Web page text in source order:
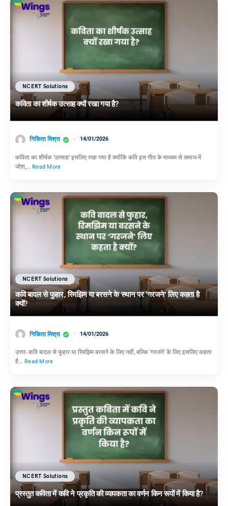
NCERT Solutions
कविता का शीर्षक उत्साह क्यों रखा गया है?
निकिता मिश्रा 14/01/2026
कविता का शीर्षक ‘उत्साह’ इसलिए रखा गया है क्योंकि कवि इस गीत के माध्यम से समाज में
जोश,… Read More
NCERT Solutions
कवि बादल से फुहार, रिमझिम या बरसने के स्थान पर ‘गरजने’ लिए कहता है
क्यों?
निकिता मिश्रा 14/01/2026
उत्तर- कवि बादल से फुहार या रिमझिम बरसने के लिए नहीं, बल्कि ‘गरजने’ के लिए इसलिए कहता
है… Read More
NCERT Solutions
प्रस्तुत कविता में कवि ने प्रकृति की व्यापकता का वर्णन किन रूपों में किया है?